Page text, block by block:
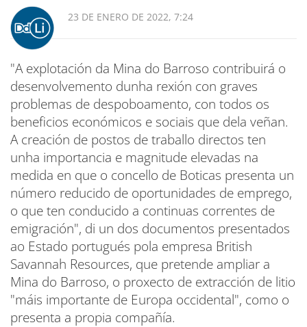
23 DE ENERO DE 2022, 7:24
"A explotación da Mina do Barroso contribuirá o
desenvolvemento dunha rexión con graves
problemas de despoboamento, con todos os
beneficios económicos e sociais que dela veñan.
A creación de postos de traballo directos ten
unha importancia e magnitude elevadas na
medida en que o concello de Boticas presenta un
número reducido de oportunidades de emprego,
o que ten conducido a continuas correntes de
emigración", di un dos documentos presentados
ao Estado portugués pola empresa British
Savannah Resources, que pretende ampliar a
Mina do Barroso, o proxecto de extracción de litio
"máis importante de Europa occidental", como o
presenta a propia compañía.